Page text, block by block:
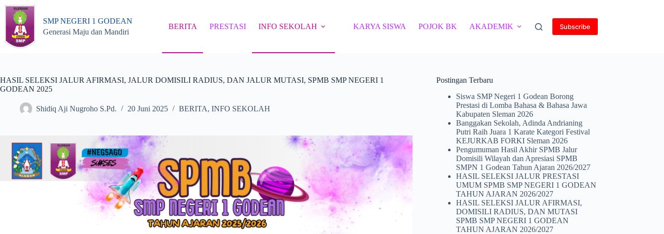
Skip
content
SMP NEGERI 1 GODEAN
Generasi Maju dan Mandiri
BERITA PRESTASI INFO SEKOLAH KARYA SISWA POJOK BK AKADEMIK Subscribe
HASIL SELEKSI JALUR AFIRMASI, JALUR DOMISILI RADIUS, DAN JALUR MUTASI, SPMB SMP NEGERI 1
GODEAN 2025
Shidiq Aji Nugroho S.Pd. 20 Juni 2025 BERITA, INFO SEKOLAH
Postingan Terbaru
Siswa SMP Negeri 1 Godean Borong
Prestasi di Lomba Bahasa & Bahasa Jawa
Kabupaten Sleman 2026
Banggakan Sekolah, Adinda Andrianing
Putri Raih Juara 1 Karate Kategori Festival
KEJURKAB FORKI Sleman 2026
Pengumuman Hasil Akhir SPMB Jalur
Domisili Wilayah dan Apresiasi SPMB
SMPN 1 Godean Tahun Ajaran 2026/2027
HASIL SELEKSI JALUR PRESTASI
UMUM SPMB SMP NEGERI 1 GODEAN
TAHUN AJARAN 2026/2027
HASIL SELEKSI JALUR AFIRMASI,
DOMISILI RADIUS, DAN MUTASI
SPMB SMP NEGERI 1 GODEAN
TAHUN AJARAN 2026/2027